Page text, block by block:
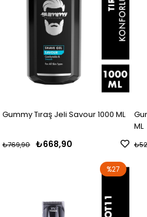
Gummy Tıraş Jeli Savour 1000 ML
₺668,90
₺769,90
ML
%27